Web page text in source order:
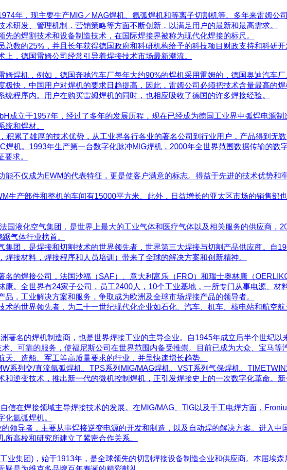
年，现主要生产MIG／MAG焊机、氩弧焊机和等离子切割机等。多年来雷姆
研发、管理机制．营销策略等方面不断创新．以满足用户的最新和最高需求。
的焊割技术和设备制造技术，在国际焊接界被称为现代化焊接的标尺。
总数的25%，并且长年获得德国政府和科研机构给予的科技项目财政支持和科研
，德国雷姆公司经常引导着焊接技术市场最新潮流。
姆焊机，例如，德国奔驰汽车厂每年大约90%的焊机采用雷姆的，德国奥迪汽车
极快，中国用户对焊机的要求日趋提高，因此，雷姆公司必须把技术含量最高的
程序内。用户在购买雷姆焊机的同时，也相应吸收了德国的许多焊接经验。
成立于1957年，经过了多年的发展历程，现在已经成为德国工业界中弧焊电源
统和焊材。
积累了雄厚的技术优势，从工业界各行各业的著名公司到行业用户，产品得到无数
焊机。1993年生产第一台数字化脉冲MIG焊机，2000年全世界范围数据传输的数
求。
能不仅成为EWM的代表特征，更是使客户满意的标志。得益于先进的技术优势
生产部件和整机的车间有15000平方米。此外，日益增长的亚太区市场的销售部
国液化空气集团，是世界上最大的工业气体和医疗气体以及相关服务的供应商
气体行业榜首。
集团，是焊接和切割技术的世界领先者，世界第三大焊接与切割产品供应商。自
焊接材料，焊接程序和人员培训）带来了全球的解决方案和创新精神。
名的焊接公司，法国沙福（SAF）、意大利富乐（FRO）和瑞士奥林康（
康。全世界有24家子公司，员工2400人，10个工业基地，一所专门从事电源、材
，工业解决方案和服务，争取成为欧洲及全球市场焊接产品的领导者。
术的世界领先者，为二十一世纪现代化企业如石化、汽车、机车、核电站和航空
著名的焊机制造商，也是世界焊接工业的主导企业。自1945年成立后半个世纪
、可靠的服务，使福尼斯公司在世界范围内备受推崇。目前已成为大众、宝马
、造船、军工等高质量要求的行业，并呈快速增长趋势。
系列交/直流氩弧焊机、TPS系列MIG/MAG焊机、VST系列气保焊机、
和逆变技术，推出新一代的微机控制焊机，正引发焊接史上的一次数字化革命。
信在焊接领域主导焊接技术的发展。在MIG/MAG、TIG以及手工电焊方面，
化氩弧焊机。
领导者，主要从事焊接逆变电源的开发和制造，以及自动焊的解决方案。进入
高校和研究所建立了紧密合作关系。
业集团)，始于1913年，是全球领先的切割焊接设备制造企业和供应商。本届埃